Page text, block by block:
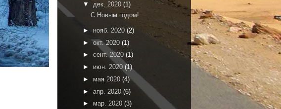
▼ дек. 2020 (1)
С Новым годом!
► нояб. 2020 (2)
►окт. 2020 (1)
► сент. 2020 (1)
► июн. 2020 (1)
► мая 2020 (4)
► апр. 2020 (6)
► мар. 2020 (3)